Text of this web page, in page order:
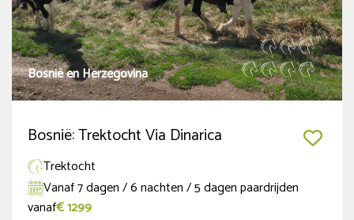
Semi-Trektocht
(1)
Standplaatsvakantie
(1)
Familievakantie
(1)
Land
Bosnië en Herzegovina
Bosnië en Herzegovina
Bosnië: Trektocht Via Dinarica
Trektocht
Vanaf 7 dagen / 6 nachten / 5 dagen paardrijden
vanaf€ 1299